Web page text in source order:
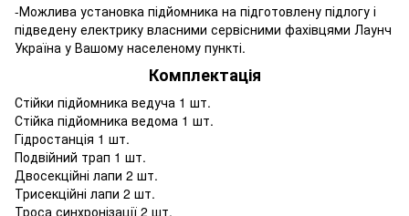
-Можлива установка підйомника на підготовлену підлогу і
підведену електрику власними сервісними фахівцями Лаунч
Україна у Вашому населеному пункті.
Комплектація
Стійки підйомника ведуча 1 шт.
Стійка підйомника ведома 1 шт.
Гідростанція 1 шт.
Подвійний трап 1 шт.
Двосекційні лапи 2 шт.
Трисекційні лапи 2 шт.
Троса синхронізації 2 шт.